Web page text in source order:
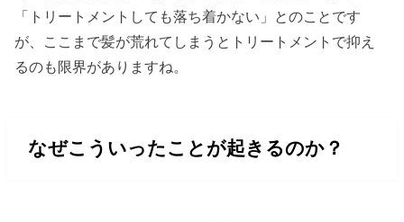
「トリートメントしても落ち着かない」とのことです
が、ここまで髪が荒れてしまうとトリートメントで抑え
るのも限界がありますね。
なぜこういったことが起きるのか？